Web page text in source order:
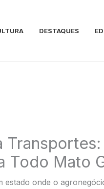
DESTAQUES
Todo Mato
estado onde o